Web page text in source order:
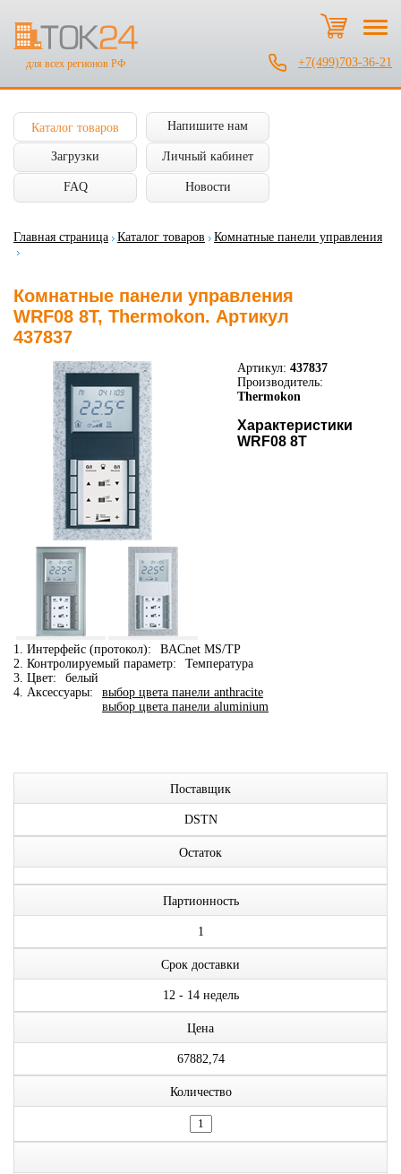
для всех регионов РФ +7(499)703-36-21
Каталог товаров Напишите нам
Загрузки Личный кабинет
FAQ Новости
Главная страница Каталог товаров Комнатные панели управления
Комнатные панели управления
WRF08 8T, Thermokon. Артикул
437837
Артикул: 437837
Производитель:
Thermokon
Характеристики
WRF08 8T
1. Интерфейс (протокол):
BACnet MS/TP
2. Контролируемый параметр:
Температура
3. Цвет:
белый
4. Аксессуары:
выбор цвета панели anthracite
выбор цвета панели aluminium
Поставщик
DSTN
Остаток
Партионность
1
Срок доставки
12 - 14 недель
Цена
67882,74
Количество